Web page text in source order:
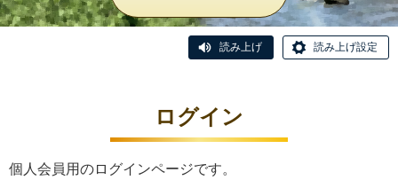
読み上げ 読み上げ設定
ログイン
個人会員用のログインページです。